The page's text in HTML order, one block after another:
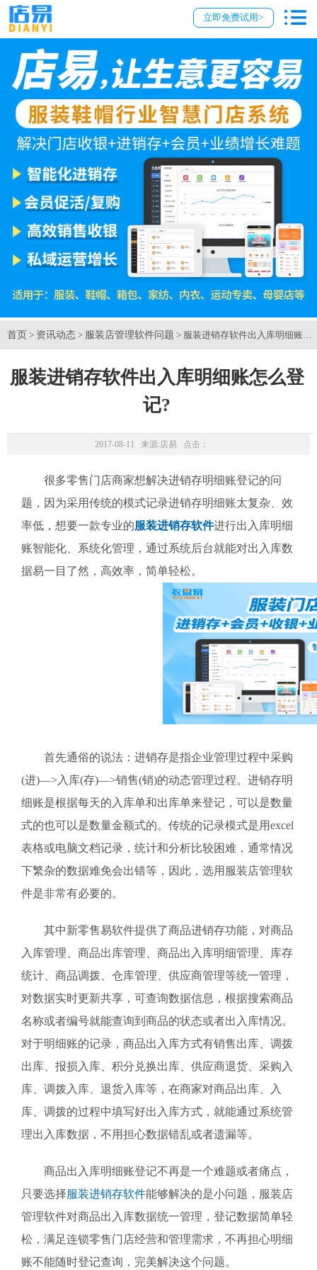
立即免费试用>
首页 > 资讯动态 > 服装店管理软件问题 > 服装进销存软件出入库明细账怎
服装进销存软件出入库明细账怎么登
记?
2017-08-11 来源:店易 点击：
很多零售门店商家想解决进销存明细账登记的问
题，因为采用传统的模式记录进销存明细账太复杂、效
率低，想要一款专业的服装进销存软件进行出入库明细
账智能化、系统化管理，通过系统后台就能对出入库数
据易一目了然，高效率，简单轻松。
首先通俗的说法：进销存是指企业管理过程中采购
(进)—>入库(存)—>销售(销)的动态管理过程。进销存明
细账是根据每天的入库单和出库单来登记，可以是数量
式的也可以是数量金额式的。传统的记录模式是用excel
表格或电脑文档记录，统计和分析比较困难，通常情况
下繁杂的数据难免会出错等，因此，选用服装店管理软
件是非常有必要的。
其中新零售易软件提供了商品进销存功能，对商品
入库管理、商品出库管理、商品出入库明细管理、库存
统计、商品调拨、仓库管理、供应商管理等统一管理，
对数据实时更新共享，可查询数据信息，根据搜索商品
名称或者编号就能查询到商品的状态或者出入库情况。
对于明细账的记录，商品出入库方式有销售出库、调拨
出库、报损入库、积分兑换出库、供应商退货、采购入
库、调拨入库、退货入库等，在商家对商品出库、入
库、调拨的过程中填写好出入库方式，就能通过系统管
理出入库数据，不用担心数据错乱或者遗漏等。
商品出入库明细账登记不再是一个难题或者痛点，
只要选择服装进销存软件能够解决的是小问题，服装店
管理软件对商品出入库数据统一管理，登记数据简单轻
松，满足连锁零售门店经营和管理需求，不再担心明细
账不能随时登记查询，完美解决这个问题。